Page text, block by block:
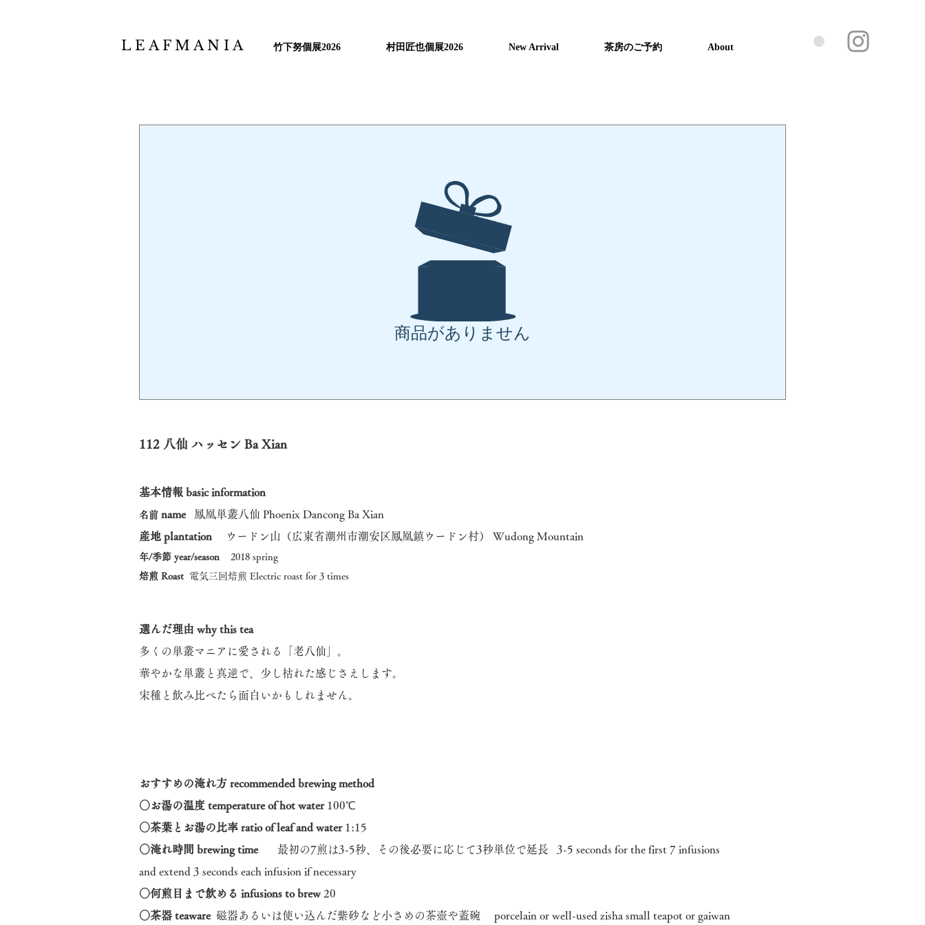
L E A F M A N I A 竹下努個展2026 村田匠也個展2026 New Arrival 茶房のご予約 About
商品がありません
112 八仙 ハッセン Ba Xian
基本情報 basic information
名前 name
鳳凰単叢八仙 Phoenix Dancong Ba Xian
産地 plantation
ウードン山（広東省潮州市潮安区鳳凰鎮ウードン村） Wudong Mountain
年/季節 year/season 2018 spring
焙煎 Roast 電気三回焙煎 Electric roast for 3 times
選んだ理由 why this tea
多くの単叢マニアに愛される「老八仙」。
華やかな単叢と真逆で、少し枯れた感じさえします。
宋種と飲み比べたら面白いかもしれません。
おすすめの淹れ方 recommended brewing method
○お湯の温度 temperature of hot water 100℃
○茶葉とお湯の比率 ratio of leaf and water 1:15
○淹れ時間 brewing time 最初の7煎は3-5秒、その後必要に応じて3秒単位で延長 3-5 seconds for the first 7 infusions
and extend 3 seconds each infusion if necessary
○何煎目まで飲める infusions to brew 20
○茶器 teaware 磁器あるいは使い込んだ紫砂など小さめの茶壺や蓋碗 porcelain or well-used zisha small teapot or gaiwan